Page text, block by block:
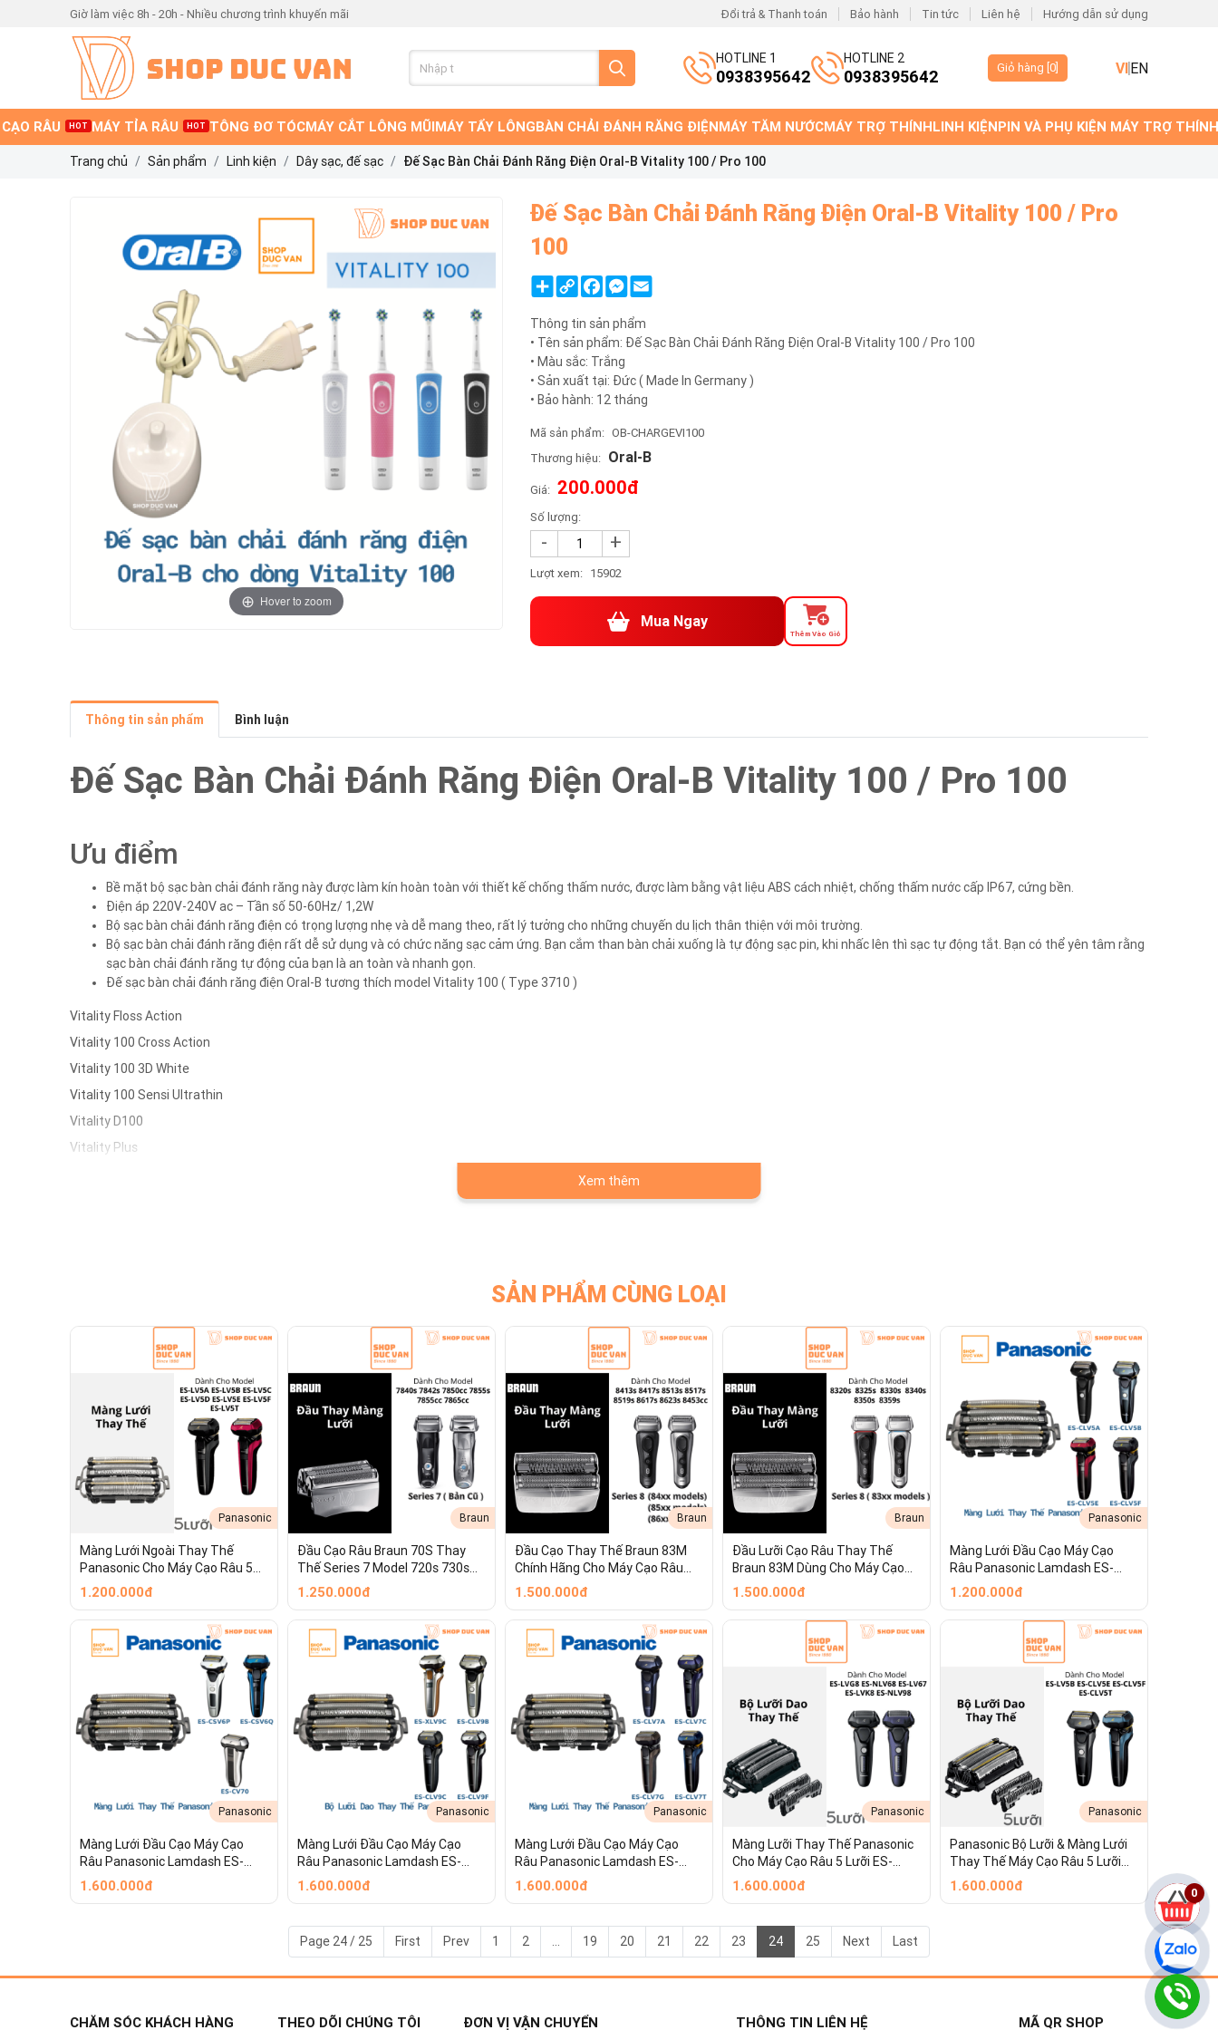
Giờ làm việc 8h - 20h - Nhiều chương trình khuyến mãi Đổi trả & Thanh toán Bảo hành Tin tức Liên hệ Hướng dẫn sử dụng
HOTLINE 1
0938395642
HOTLINE 2
0938395642 Giỏ hàng [ 0] VIEN
RÂU HOT MÁY TỈA RÂU HOT TÔNG ĐƠ TÓCMÁY CẮT LÔNG MŨIMÁY TẨY LÔNGBÀN CHẢI ĐÁNH RĂNG ĐIỆNMÁY TĂM NƯỚCMÁY TRỢ THÍNHLINH KIỆNPIN VÀ PHỤ KIỆN MÁY TRỢ THÍNH
Trang chủ Sản phẩm Linh kiện Dây sạc, đế sạc Đế Sạc Bàn Chải Đánh Răng Điện Oral-B Vitality 100 / Pro 100
Hover to zoom
Đế Sạc Bàn Chải Đánh Răng Điện Oral-B Vitality 100 / Pro
100
ShareCopy
Link
FacebookMessenger
Email
Thông tin sản phẩm
• Tên sản phẩm: Đế Sạc Bàn Chải Đánh Răng Điện Oral-B Vitality 100 / Pro 100
• Màu sắc: Trắng
• Sản xuất tại: Đức ( Made In Germany )
• Bảo hành: 12 tháng
Mã sản phẩm: OB-CHARGEVI100
Thương hiệu: Oral-B
Giá: 200.000đ
Số lượng:
- +
Lượt xem: 15902
Mua Ngay
Thêm Vào Giỏ
Thông tin sản phẩm Bình luận
Đế Sạc Bàn Chải Đánh Răng Điện Oral-B Vitality 100 / Pro 100
Ưu điểm
Bề mặt bộ sạc bàn chải đánh răng này được làm kín hoàn toàn với thiết kế chống thấm nước, được làm bằng vật liệu ABS cách nhiệt, chống thấm nước cấp IP67, cứng bền.
Điện áp 220V-240V ac – Tần số 50-60Hz/ 1,2W
Bộ sạc bàn chải đánh răng điện có trọng lượng nhẹ và dễ mang theo, rất lý tưởng cho những chuyến du lịch thân thiện với môi trường.
Bộ sạc bàn chải đánh răng điện rất dễ sử dụng và có chức năng sạc cảm ứng. Bạn cắm than bàn chải xuống là tự động sạc pin, khi nhấc lên thì sạc tự động tắt. Bạn có thể yên tâm rằng
sạc bàn chải đánh răng tự động của bạn là an toàn và nhanh gọn.
Đế sạc bàn chải đánh răng điện Oral-B tương thích model Vitality 100 ( Type 3710 )
Vitality Floss Action
Vitality 100 Cross Action
Vitality 100 3D White
Vitality 100 Sensi Ultrathin
Vitality D100
Vitality Plus
Xem thêm
SẢN PHẨM CÙNG LOẠI
Panasonic
Màng Lưới Ngoài Thay Thế
Panasonic Cho Máy Cạo Râu 5
Lưỡi ES-LV5A ES-LV5B ES-LV5C
1.200.000đ
Braun
Đầu Cạo Râu Braun 70S Thay
Thế Series 7 Model 720s 730s
740s 750cc 760cc 765cc 790cc
1.250.000đ
Braun
Đầu Cạo Thay Thế Braun 83M
Chính Hãng Cho Máy Cạo Râu
Series 8 8413s 8417s 8513s
1.500.000đ
Braun
Đầu Lưỡi Cạo Râu Thay Thế
Braun 83M Dùng Cho Máy Cạo
Râu Series 8 8320s 8325s 8330s
1.500.000đ
Panasonic
Màng Lưới Đầu Cạo Máy Cạo
Râu Panasonic Lamdash ES-
CLV5A ES-CLV5B ES-CLV5C ES-
CLV5G ES-CLV5H ES-CLV5T ES-
1.200.000đ
Panasonic
Màng Lưới Đầu Cạo Máy Cạo
Râu Panasonic Lamdash ES-
CSV6N ES-CSV6P ES-CSV6Q ES-
1.600.000đ
Panasonic
Màng Lưới Đầu Cạo Máy Cạo
Râu Panasonic Lamdash ES-
CLV9A ES-CLV9B ES-CLV9C ES-
1.600.000đ
Panasonic
Màng Lưới Đầu Cạo Máy Cạo
Râu Panasonic Lamdash ES-
CLV7A ES-CLV7B ES-CLV7C ES-
1.600.000đ
Panasonic
Màng Lưỡi Thay Thế Panasonic
Cho Máy Cạo Râu 5 Lưỡi ES-
LVG8 ES-NLV68 ES-LV67 ES-
1.600.000đ
Panasonic
Panasonic Bộ Lưỡi & Màng Lưới
Thay Thế Máy Cạo Râu 5 Lưỡi
ES-LV5B ES-CLV5E ES-CLV5F ES-
1.600.000đ
Page 24 / 25 First Prev 1 2 19 20 21 22 23 24 25 Next Last
CHĂM SÓC KHÁCH HÀNG THEO DÕI CHÚNG TÔI ĐƠN VỊ VẬN CHUYỂN THÔNG TIN LIÊN HỆ MÃ QR SHOP
0